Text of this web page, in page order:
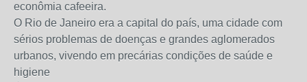
econômia cafeeira.
O Rio de Janeiro era a capital do país, uma cidade com
sérios problemas de doenças e grandes aglomerados
urbanos, vivendo em precárias condições de saúde e
higiene